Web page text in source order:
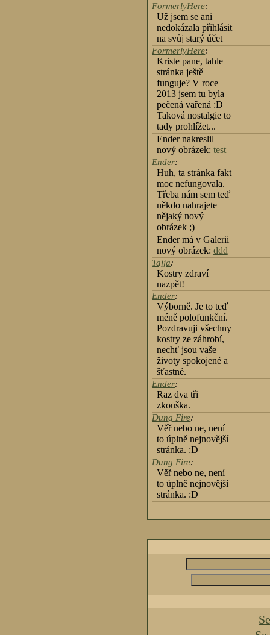
FormerlyHere:
Už jsem se ani
nedokázala přihlásit
na svůj starý účet
FormerlyHere:
Kriste pane, tahle
stránka ještě
funguje? V roce
2013 jsem tu byla
pečená vařená :D
Taková nostalgie to
tady prohlížet...
Ender nakreslil
nový obrázek: test
Ender:
Huh, ta stránka fakt
moc nefungovala.
Třeba nám sem teď
někdo nahrajete
nějaký nový
obrázek ;)
Ender má v Galerii
nový obrázek: ddd
Tajja:
Kostry zdraví
nazpět!
Ender:
Výborně. Je to teď
méně polofunkční.
Pozdravuji všechny
kostry ze záhrobí,
nechť jsou vaše
životy spokojené a
šťastné.
Ender:
Raz dva tři
zkouška.
Dung Fire:
Věř nebo ne, není
to úplně nejnovější
stránka. :D
Dung Fire:
Věř nebo ne, není
to úplně nejnovější
stránka. :D